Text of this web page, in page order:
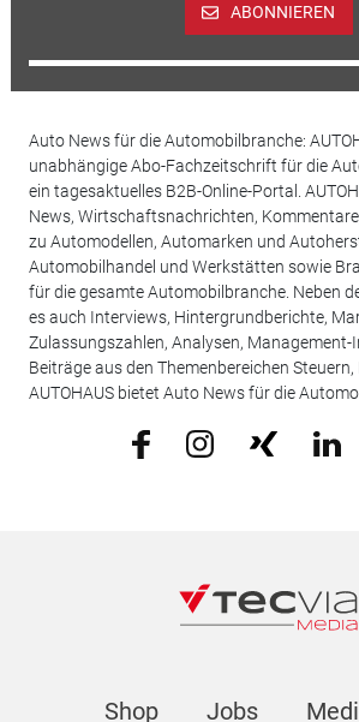
ABONNIEREN
Auto News für die Automobilbranche:
unabhängige Abo-Fachzeitschrift für die
ein tagesaktuelles B2B-Online-Portal.
News, Wirtschaftsnachrichten,
zu Automodellen, Automarken und
Automobilhandel und Werkstätten sowie
für die gesamte Automobilbranche. Neben
es auch Interviews, Hintergrundberichte,
Zulassungszahlen, Analysen,
Beiträge aus den Themenbereichen
AUTOHAUS bietet Auto News für die
Shop Jobs